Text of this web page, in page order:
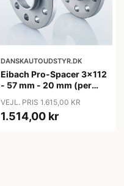
DANSKAUTOUDSTYR.DK
Eibach Pro-Spacer 3x112
- 57 mm - 20 mm (per
VEJL. PRIS 1.615,00 KR
1.514,00 kr